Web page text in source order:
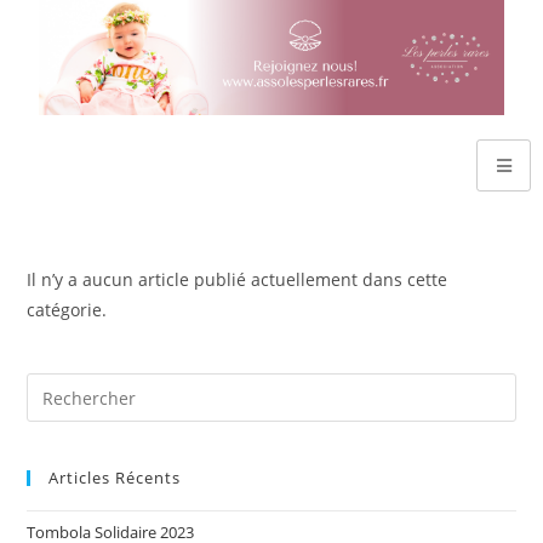
Il n’y a aucun article publié actuellement dans cette
catégorie.
Articles Récents
Tombola Solidaire 2023